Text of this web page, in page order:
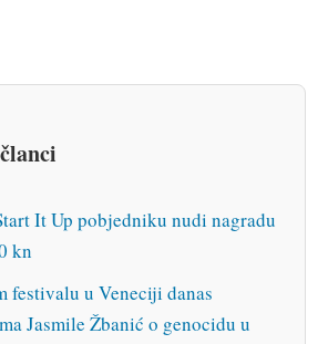
It Up pobjedniku nudi nagradu
kn
festivalu u Veneciji danas
Jasmile Žbanić o genocidu u